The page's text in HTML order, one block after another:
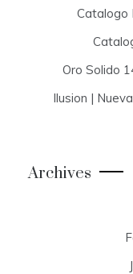
Catalogo
Oro Solido
Ilusion |
Archives